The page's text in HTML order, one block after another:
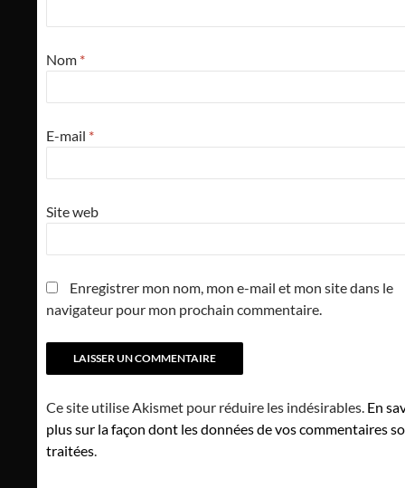
Nom *
E-mail *
Site web
Enregistrer mon nom, mon e-mail et mon site dans le
navigateur pour mon prochain commentaire.
Ce site utilise Akismet pour réduire les indésirables. En
plus sur la façon dont les données de vos commentaires
traitées.